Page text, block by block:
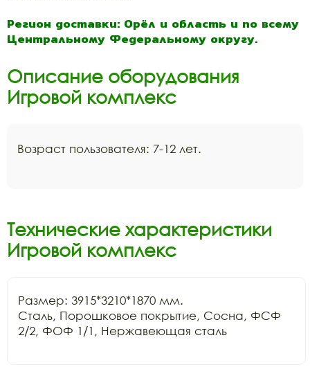
Регион доставки: Орёл и область и по всему
Центральному Федеральному округу.
Описание оборудования
Игровой комплекс
Возраст пользователя: 7-12 лет.
Технические характеристики
Игровой комплекс
Размер: 3915*3210*1870 мм.
Сталь, Порошковое покрытие, Сосна, ФСФ
2/2, ФОФ 1/1, Нержавеющая сталь